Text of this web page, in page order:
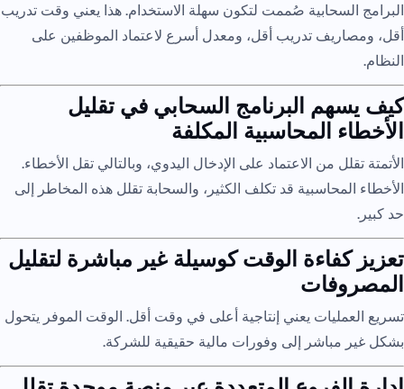
البرامج السحابية صُممت لتكون سهلة الاستخدام. هذا يعني وقت تدريب
أقل، ومصاريف تدريب أقل، ومعدل أسرع لاعتماد الموظفين على
النظام.
كيف يسهم البرنامج السحابي في تقليل
الأخطاء المحاسبية المكلفة
الأتمتة تقلل من الاعتماد على الإدخال اليدوي، وبالتالي تقل الأخطاء.
الأخطاء المحاسبية قد تكلف الكثير، والسحابة تقلل هذه المخاطر إلى
حد كبير.
تعزيز كفاءة الوقت كوسيلة غير مباشرة لتقليل
المصروفات
تسريع العمليات يعني إنتاجية أعلى في وقت أقل. الوقت الموفر يتحول
بشكل غير مباشر إلى وفورات مالية حقيقية للشركة.